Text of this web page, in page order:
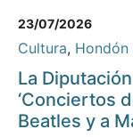
23/07/2026
Cultura, Hondón
La
‘Conciertos
Beatles y a